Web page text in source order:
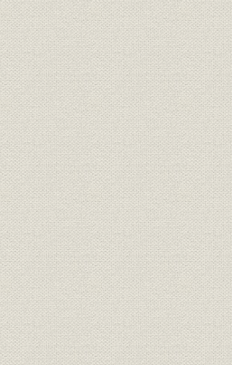
期別地方別年末現在契約統計表
貸借対照一覧表(資産)
貸借対照一覧表(負債)
収入支出一覧表
剰余金一覧表
剰余金処分一覧表